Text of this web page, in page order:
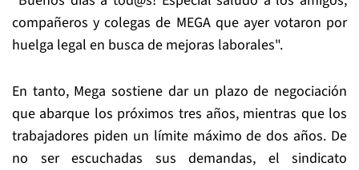
compañeros y colegas de MEGA que ayer votaron por
huelga legal en busca de mejoras laborales".
En tanto, Mega sostiene dar un plazo de negociación
que abarque los próximos tres años, mientras que los
trabajadores piden un límite máximo de dos años. De
no ser escuchadas sus demandas, el sindicato